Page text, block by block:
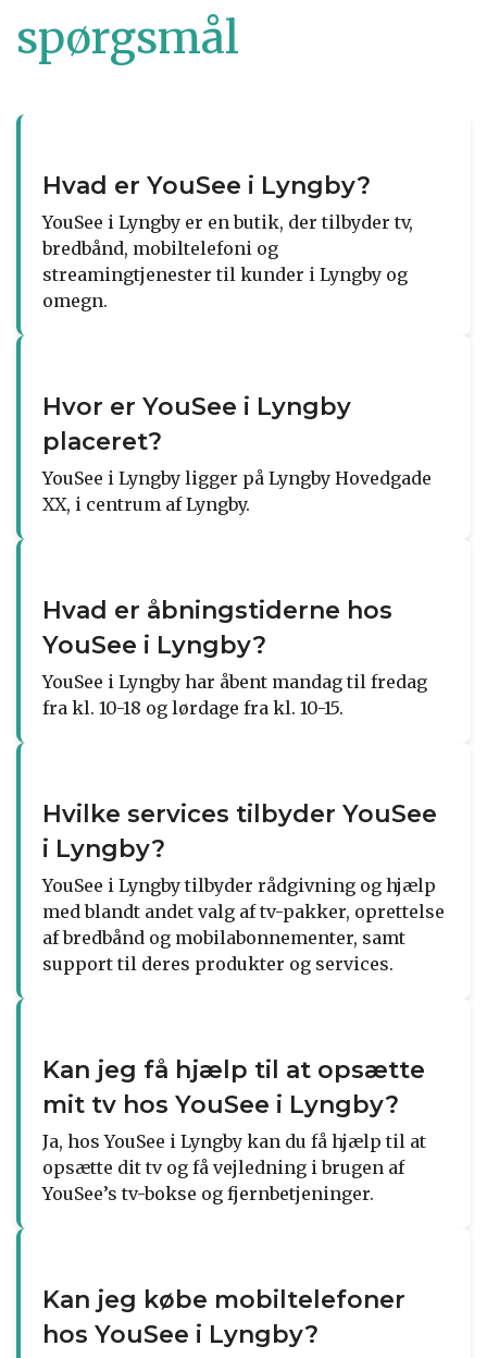
spørgsmål
Hvad er YouSee i Lyngby?
YouSee i Lyngby er en butik, der tilbyder tv,
bredbånd, mobiltelefoni og
streamingtjenester til kunder i Lyngby og
omegn.
Hvor er YouSee i Lyngby
placeret?
YouSee i Lyngby ligger på Lyngby Hovedgade
XX, i centrum af Lyngby.
Hvad er åbningstiderne hos
YouSee i Lyngby?
YouSee i Lyngby har åbent mandag til fredag
fra kl. 10-18 og lørdage fra kl. 10-15.
Hvilke services tilbyder YouSee
i Lyngby?
YouSee i Lyngby tilbyder rådgivning og hjælp
med blandt andet valg af tv-pakker, oprettelse
af bredbånd og mobilabonnementer, samt
support til deres produkter og services.
Kan jeg få hjælp til at opsætte
mit tv hos YouSee i Lyngby?
Ja, hos YouSee i Lyngby kan du få hjælp til at
opsætte dit tv og få vejledning i brugen af
YouSee’s tv-bokse og fjernbetjeninger.
Kan jeg købe mobiltelefoner
hos YouSee i Lyngby?